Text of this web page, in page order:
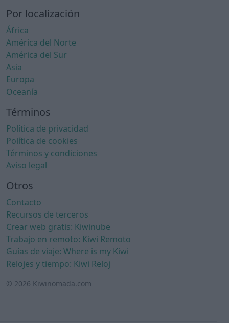
Por localización
África
América del Norte
América del Sur
Asia
Europa
Oceanía
Términos
Política de privacidad
Política de cookies
Términos y condiciones
Aviso legal
Otros
Contacto
Recursos de terceros
Crear web gratis: Kiwinube
Trabajo en remoto: Kiwi Remoto
Guías de viaje: Where is my Kiwi
Relojes y tiempo: Kiwi Reloj
© 2026 Kiwinomada.com